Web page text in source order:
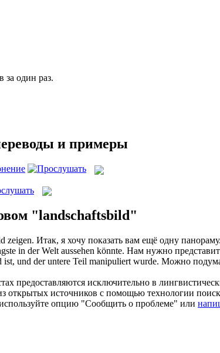
за один раз.
и примеры
"landschaftsbild"
zeigen. Итак, я хочу показать вам ещё одну панораму.
in der Welt aussehen könnte. Нам нужно
ist, und der untere Teil manipuliert wurde. Можно
предоставляются исключительно в
открытых источников с помощью технологии
опцию "Сообщить о проблеме" или